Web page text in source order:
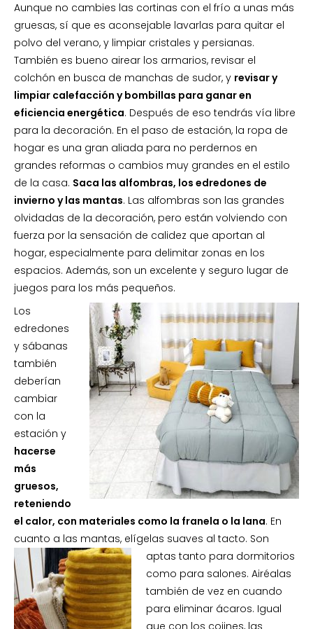
Aunque no cambies las cortinas con el frío a unas más
gruesas, sí que es aconsejable lavarlas para quitar el
polvo del verano, y limpiar cristales y persianas.
También es bueno airear los armarios, revisar el
colchón en busca de manchas de sudor, y revisar y
limpiar calefacción y bombillas para ganar en
eficiencia energética. Después de eso tendrás vía libre
para la decoración. En el paso de estación, la ropa de
hogar es una gran aliada para no perdernos en
grandes reformas o cambios muy grandes en el estilo
de la casa. Saca las alfombras, los edredones de
invierno y las mantas. Las alfombras son las grandes
olvidadas de la decoración, pero están volviendo con
fuerza por la sensación de calidez que aportan al
hogar, especialmente para delimitar zonas en los
espacios. Además, son un excelente y seguro lugar de
juegos para los más pequeños.
Los
edredones
y sábanas
también
deberían
cambiar
con la
estación y
hacerse
más
gruesos,
reteniendo
el calor, con materiales como la franela o la lana. En
cuanto a las mantas, elígelas suaves al tacto. Son
aptas tanto para dormitorios
como para salones. Airéalas
también de vez en cuando
para eliminar ácaros. Igual